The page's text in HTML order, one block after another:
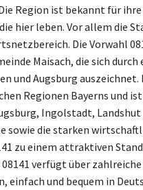
Region ist bekannt für
hier leben. Vor allem die
Die Vorwahl
Maisach, die sich
und Augsburg
Regionen Bayerns und
Ingolstadt,
sowie die starken
zu einem attraktiven
08141 verfügt über
einfach und bequem in